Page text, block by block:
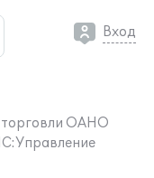
Вход
торговли ОАНО